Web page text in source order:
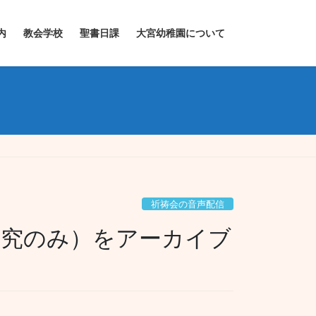
教会学校 聖書日課 大宮幼稚園について
祈祷会の音声配信
のみ）をアーカイブ